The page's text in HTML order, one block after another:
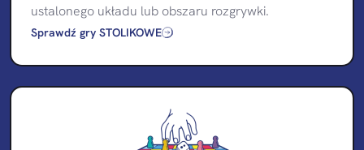
ustalonego układu lub obszaru rozgrywki.
Sprawdź gry STOLIKOWE